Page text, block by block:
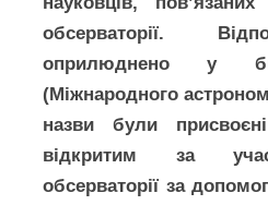
обсерваторії.
оприлюднено у
(Міжнародного
назви були
відкритим за
обсерваторії за